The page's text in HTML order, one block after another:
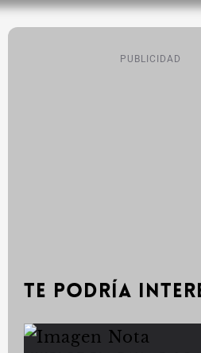
PUBLICIDAD
Te podría